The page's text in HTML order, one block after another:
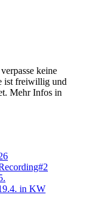
keine
ist freiwillig und
Mehr Infos in
in KW